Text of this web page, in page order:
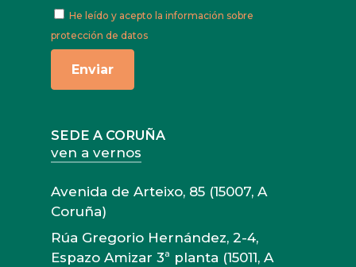
He leído y acepto la información sobre
protección de datos
SEDE A CORUÑA
ven a vernos
Avenida de Arteixo, 85 (15007, A
Coruña)
Rúa Gregorio Hernández, 2-4,
Espazo Amizar 3ª planta (15011, A